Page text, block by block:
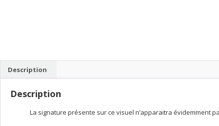
Description
Description
La signature présente sur ce visuel n’apparaitra évidemment